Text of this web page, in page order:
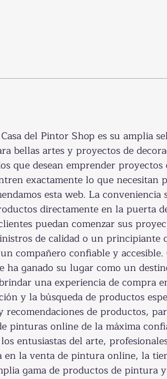
del Pintor Shop es su amplia
bellas artes y proyectos de
que desean emprender
exactamente lo que
esta web. La
directamente en la puerta
puedan comenzar sus
de calidad o un
compañero confiable y
ha ganado su lugar como un
una experiencia de compra
y la búsqueda de productos
de productos,
pinturas online de la máxima
entusiastas del arte,
en la venta de pintura online, la
gama de productos de pintura